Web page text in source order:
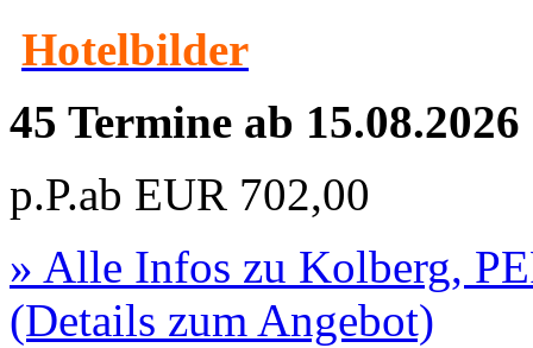
Hotelbilder
45 Termine ab 15.08.2026
p.P.ab EUR 702,00
» Alle Infos zu Kolberg,
(Details zum Angebot)